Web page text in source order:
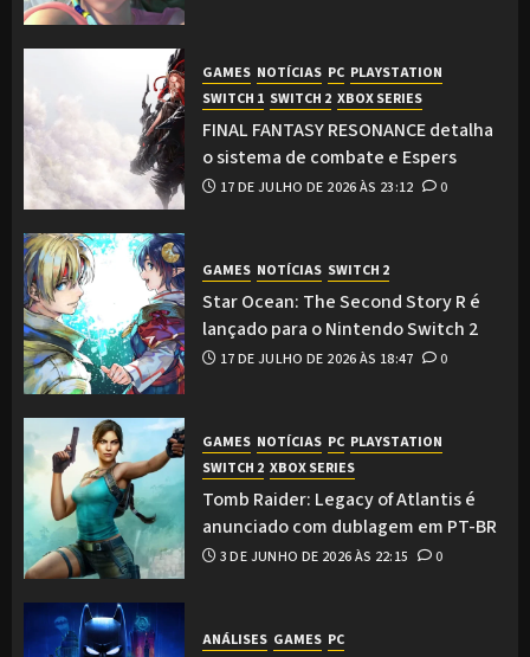
GAMES NOTÍCIAS PC PLAYSTATION
SWITCH 1 SWITCH 2 XBOX SERIES
FINAL FANTASY RESONANCE detalha
o sistema de combate e Espers
17 DE JULHO DE 2026 ÀS 23:12 0
GAMES NOTÍCIAS SWITCH 2
Star Ocean: The Second Story R é
lançado para o Nintendo Switch 2
17 DE JULHO DE 2026 ÀS 18:47 0
GAMES NOTÍCIAS PC PLAYSTATION
SWITCH 2 XBOX SERIES
Tomb Raider: Legacy of Atlantis é
anunciado com dublagem em PT-BR
3 DE JUNHO DE 2026 ÀS 22:15 0
ANÁLISES GAMES PC